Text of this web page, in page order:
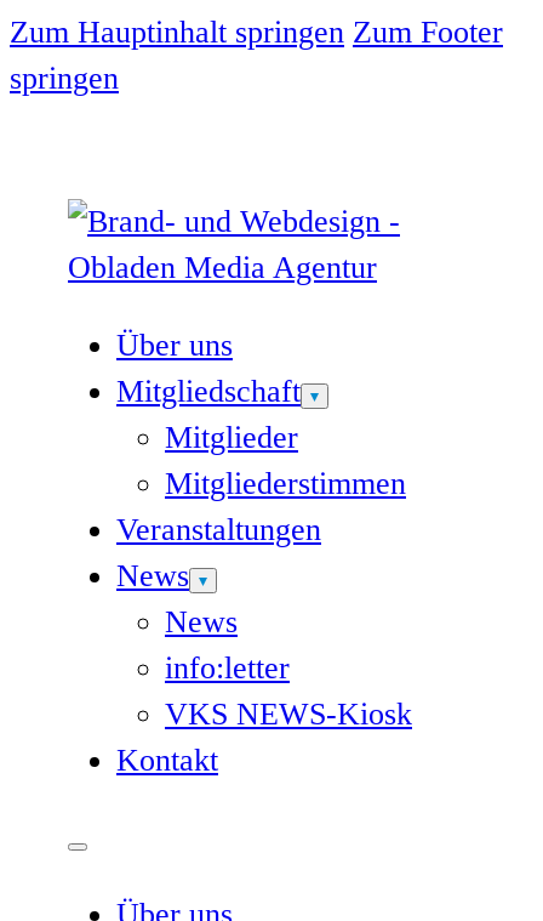
Zum Hauptinhalt springen Zum Footer
springen
Über uns
Mitgliedschaft
Mitglieder
Mitgliederstimmen
Veranstaltungen
News
News
info:letter
VKS NEWS-Kiosk
Kontakt